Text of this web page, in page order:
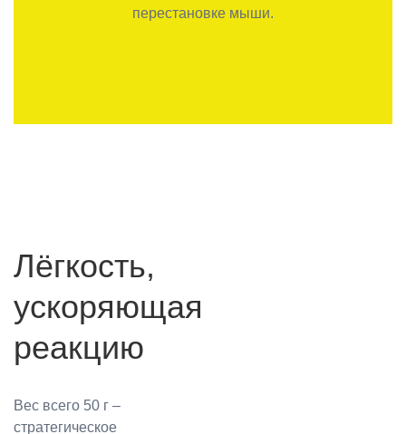
перестановке мыши.
Лёгкость,
ускоряющая
реакцию
Вес всего 50 г –
стратегическое